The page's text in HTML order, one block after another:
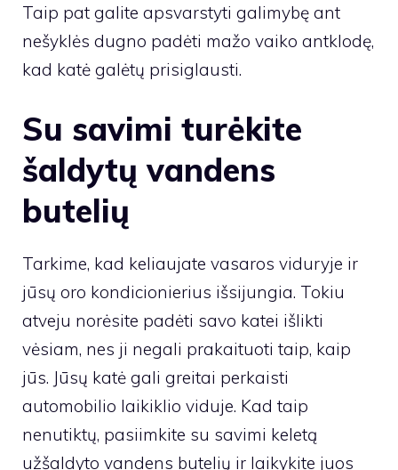
Taip pat galite apsvarstyti galimybę ant
nešyklės dugno padėti mažo vaiko antklodę,
kad katė galėtų prisiglausti.
Su savimi turėkite
šaldytų vandens
butelių
Tarkime, kad keliaujate vasaros viduryje ir
jūsų oro kondicionierius išsijungia. Tokiu
atveju norėsite padėti savo katei išlikti
vėsiam, nes ji negali prakaituoti taip, kaip
jūs. Jūsų katė gali greitai perkaisti
automobilio laikiklio viduje. Kad taip
nenutiktų, pasiimkite su savimi keletą
užšaldyto vandens butelių ir laikykite juos